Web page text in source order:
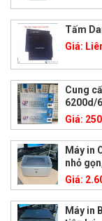
Tấm
Giá:
Cung
6200d/
Giá:
Máy in
nhỏ
Giá:
Máy in